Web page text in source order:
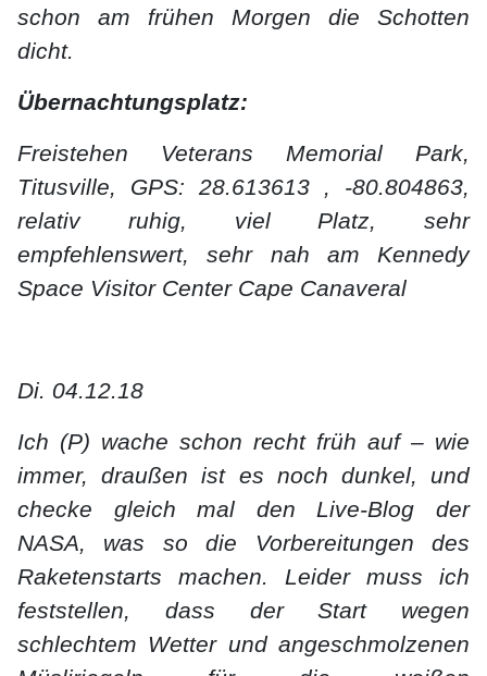
schon am frühen Morgen die Schotten
dicht.
Übernachtungsplatz:
Freistehen
Veterans Memorial Park,
Titusville, GPS: 28.613613 , -80.804863,
relativ ruhig, viel Platz, sehr
empfehlenswert, sehr nah am Kennedy
Space Visitor Center Cape Canaveral
Di. 04.12.18
Ich (P) wache schon recht früh auf – wie
immer, draußen ist es noch dunkel, und
checke gleich mal den Live-Blog der
NASA, was so die Vorbereitungen des
Raketenstarts machen. Leider muss ich
feststellen, dass der Start wegen
schlechtem Wetter und angeschmolzenen